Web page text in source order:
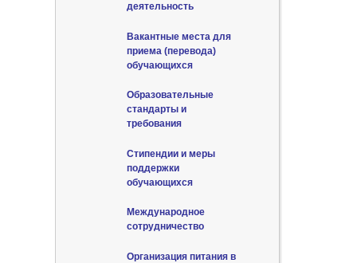
деятельность
Вакантные места для
приема (перевода)
обучающихся
Образовательные
стандарты и
требования
Стипендии и меры
поддержки
обучающихся
Международное
сотрудничество
Организация питания в